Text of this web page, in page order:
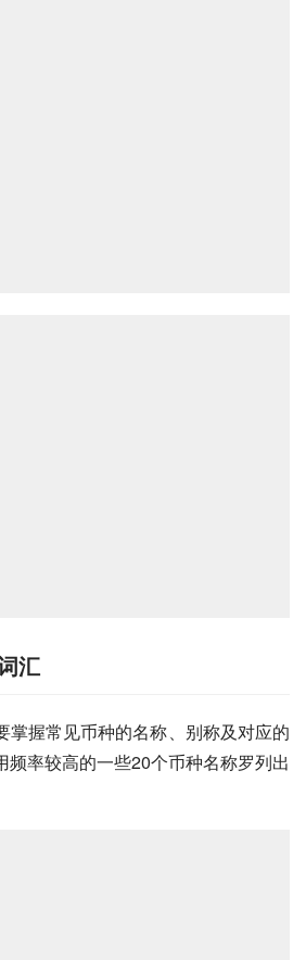
汇
掌握常见币种的名称、别称及对应的
频率较高的一些20个币种名称罗列出